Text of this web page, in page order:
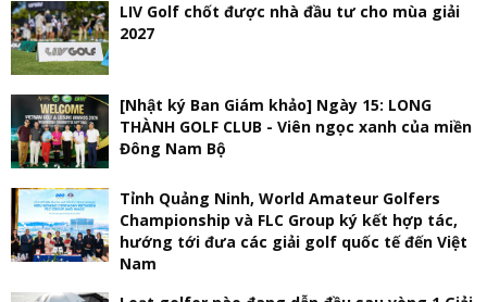
LIV Golf chốt được nhà đầu tư cho mùa giải
2027
[Nhật ký Ban Giám khảo] Ngày 15: LONG
THÀNH GOLF CLUB - Viên ngọc xanh của miền
Đông Nam Bộ
Tỉnh Quảng Ninh, World Amateur Golfers
Championship và FLC Group ký kết hợp tác,
hướng tới đưa các giải golf quốc tế đến Việt
Nam